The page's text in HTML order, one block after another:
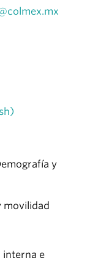
y
movilidad
interna e